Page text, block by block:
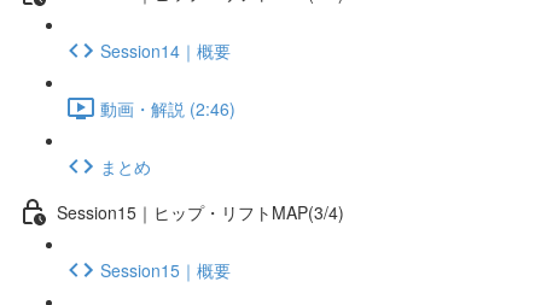
Session14｜概要
動画・解説 (2:46)
まとめ
Session15｜ヒップ・リフトMAP(3/4)
Session15｜概要